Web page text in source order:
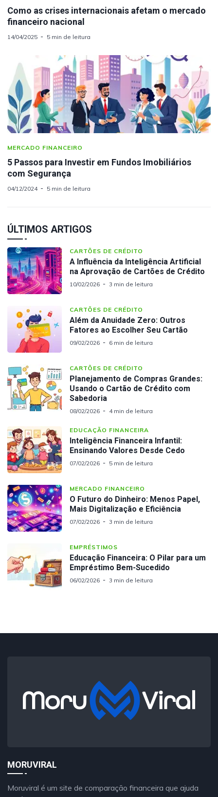
Como as crises internacionais afetam o mercado
financeiro nacional
14/04/2025 5 min de leitura
MERCADO FINANCEIRO
5 Passos para Investir em Fundos Imobiliários
com Segurança
04/12/2024 5 min de leitura
ÚLTIMOS ARTIGOS
CARTÕES DE CRÉDITO
A Influência da Inteligência Artificial
na Aprovação de Cartões de Crédito
10/02/2026 3 min de leitura
CARTÕES DE CRÉDITO
Além da Anuidade Zero: Outros
Fatores ao Escolher Seu Cartão
09/02/2026 6 min de leitura
CARTÕES DE CRÉDITO
Planejamento de Compras Grandes:
Usando o Cartão de Crédito com
Sabedoria
08/02/2026 4 min de leitura
EDUCAÇÃO FINANCEIRA
Inteligência Financeira Infantil:
Ensinando Valores Desde Cedo
07/02/2026 5 min de leitura
MERCADO FINANCEIRO
O Futuro do Dinheiro: Menos Papel,
Mais Digitalização e Eficiência
07/02/2026 3 min de leitura
EMPRÉSTIMOS
Educação Financeira: O Pilar para um
Empréstimo Bem-Sucedido
06/02/2026 3 min de leitura
MORUVIRAL
Moruviral é um site de comparação financeira que ajuda